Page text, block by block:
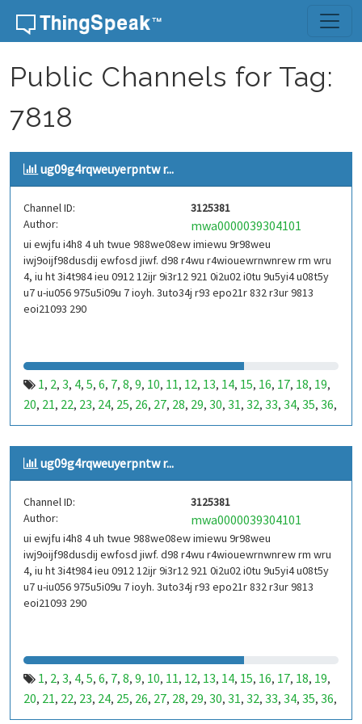
Skip to content
Public Channels for Tag:
7818
ug09g4rqweuyerpntw r...
Channel ID:
3125381
Author:
mwa0000039304101
ui ewjfu i4h8 4 uh twue 988we08ew imiewu 9r98weu
iwj9oijf98dusdij ewfosd jiwf. d98 r4wu r4wiouewrnwnrew rm wru
4, iu ht 3i4t984 ieu 0912 12ijr 9i3r12 921 0i2u02 i0tu 9u5yi4 u08t5y
u7 u-iu056 975u5i09u 7 ioyh. 3uto34j r93 epo21r 832 r3ur 9813
eoi21093 290
1, 2, 3, 4, 5, 6, 7, 8, 9, 10, 11, 12, 13, 14, 15, 16, 17, 18, 19,
20, 21, 22, 23, 24, 25, 26, 27, 28, 29, 30, 31, 32, 33, 34, 35, 36,
37,38,39,40,41,42,43,44,45,46,47,48,49,50,51,52,53,
99,100,101,102,103,104,105,106,107,108,109,110,
111,112,113,114,115,116,
123,124,125,126,127,128,129,130,131,132,133,134,
135,136,137 141,142,143
147,148 153,154,155,156,157,158
159,160,161,162,163,164,165 ,166,167,168,
171 ,172,173 ,174,175,176,177,178,179 ,180,181 ,182,
183,184,185,186, 187,188,189 ,190,191,192,193,194
195,196 ,197
231,232,233,234,235,236,237,238,239,
243, 244, 245, 246, 247,248,249,250 ,251,252, 253 ,254,
255 ,256,257, 258,259,260,261,262,263 ,264,265 , 266
ug09g4rqweuyerpntw r...
Channel ID:
3125381
Author:
mwa0000039304101
ui ewjfu i4h8 4 uh twue 988we08ew imiewu 9r98weu
iwj9oijf98dusdij ewfosd jiwf. d98 r4wu r4wiouewrnwnrew rm wru
4, iu ht 3i4t984 ieu 0912 12ijr 9i3r12 921 0i2u02 i0tu 9u5yi4 u08t5y
u7 u-iu056 975u5i09u 7 ioyh. 3uto34j r93 epo21r 832 r3ur 9813
eoi21093 290
1, 2, 3, 4, 5, 6, 7, 8, 9, 10, 11, 12, 13, 14, 15, 16, 17, 18, 19,
20, 21, 22, 23, 24, 25, 26, 27, 28, 29, 30, 31, 32, 33, 34, 35, 36,
37,38,39,40,41,42,43,44,45,46,47,48,49,50,51,52,53,